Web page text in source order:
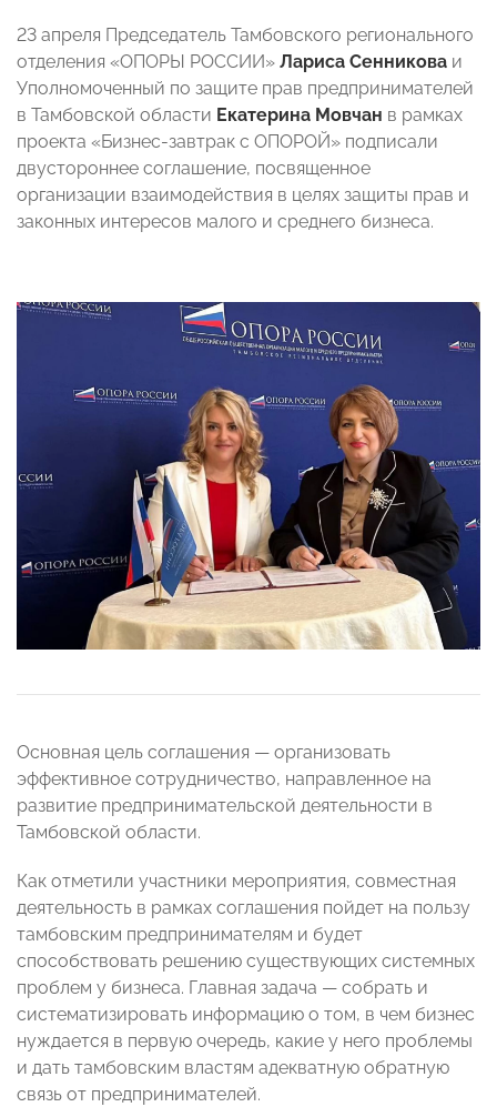
23 апреля Председатель Тамбовского регионального
отделения «ОПОРЫ РОССИИ» Лариса Сенникова и
Уполномоченный по защите прав предпринимателей
в Тамбовской области Екатерина Мовчан в рамках
проекта «Бизнес-завтрак с ОПОРОЙ» подписали
двустороннее соглашение, посвященное
организации взаимодействия в целях защиты прав и
законных интересов малого и среднего бизнеса.
Основная цель соглашения — организовать
эффективное сотрудничество, направленное на
развитие предпринимательской деятельности в
Тамбовской области.
Как отметили участники мероприятия, совместная
деятельность в рамках соглашения пойдет на пользу
тамбовским предпринимателям и будет
способствовать решению существующих системных
проблем у бизнеса. Главная задача — собрать и
систематизировать информацию о том, в чем бизнес
нуждается в первую очередь, какие у него проблемы
и дать тамбовским властям адекватную обратную
связь от предпринимателей.